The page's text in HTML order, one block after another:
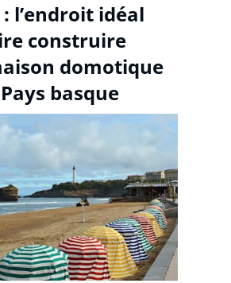
l’endroit idéal
construire
domotique
basque